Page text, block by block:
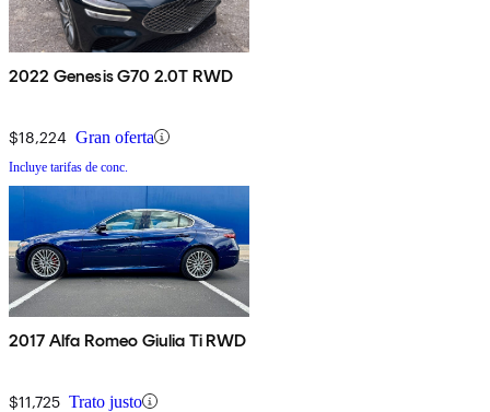
2022 Genesis G70 2.0T RWD
$18,224 Gran oferta
Incluye tarifas de conc.
2017 Alfa Romeo Giulia Ti RWD
$11,725 Trato justo